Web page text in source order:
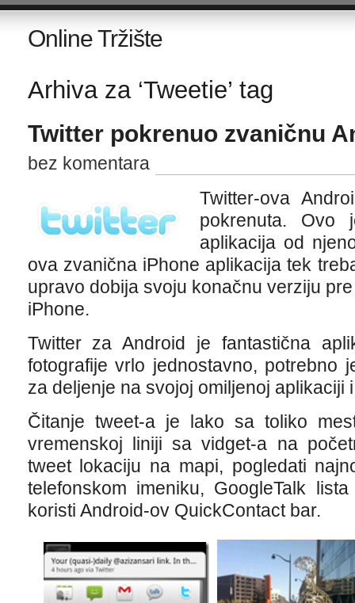
Online Tržište
Arhiva za ‘Tweetie’ tag
Twitter pokrenuo zvaničnu
bez komentara
Twitter-ova
pokrenuta. Ovo
aplikacija od
ova zvanična iPhone aplikacija tek
upravo dobija svoju konačnu verziju
iPhone.
Twitter za Android je fantastična
fotografije vrlo jednostavno, potrebno
za deljenje na svojoj omiljenoj aplikaciji
Čitanje tweet-a je lako sa toliko
vremenskoj liniji sa vidget-a na
tweet lokaciju na mapi, pogledati
telefonskom imeniku, GoogleTalk
koristi Android-ov QuickContact bar.